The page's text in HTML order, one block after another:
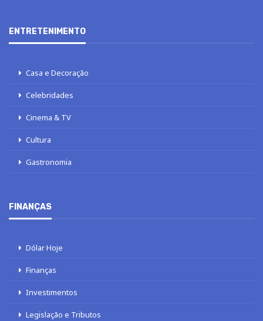
ENTRETENIMENTO
Casa e Decoração
Celebridades
Cinema & TV
Cultura
Gastronomia
FINANÇAS
Dólar Hoje
Finanças
Investimentos
Legislação e Tributos